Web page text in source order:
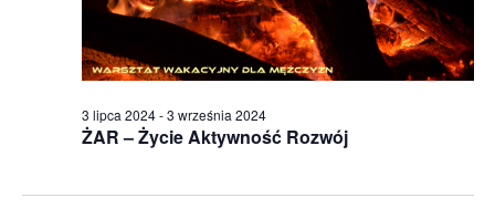
ŻAR – Życie Aktywność Rozwój
3 lipca 2024-3 września 2024